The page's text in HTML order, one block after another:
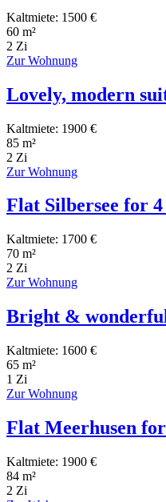
Kaltmiete: 1500 €
60 m²
2 Zi
Zur Wohnung
Lovely, modern
Kaltmiete: 1900 €
85 m²
2 Zi
Zur Wohnung
Flat Silbersee for 4
Kaltmiete: 1700 €
70 m²
2 Zi
Zur Wohnung
Bright &
Kaltmiete: 1600 €
65 m²
1 Zi
Zur Wohnung
Flat Meerhusen
Kaltmiete: 1900 €
84 m²
2 Zi